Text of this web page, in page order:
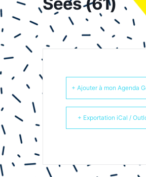
+ Ajouter à mon Agenda
+ Exportation iCal /